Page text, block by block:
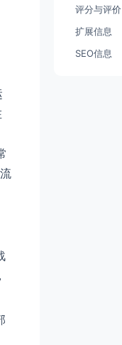
评分与评价
扩展信息
SEO信息